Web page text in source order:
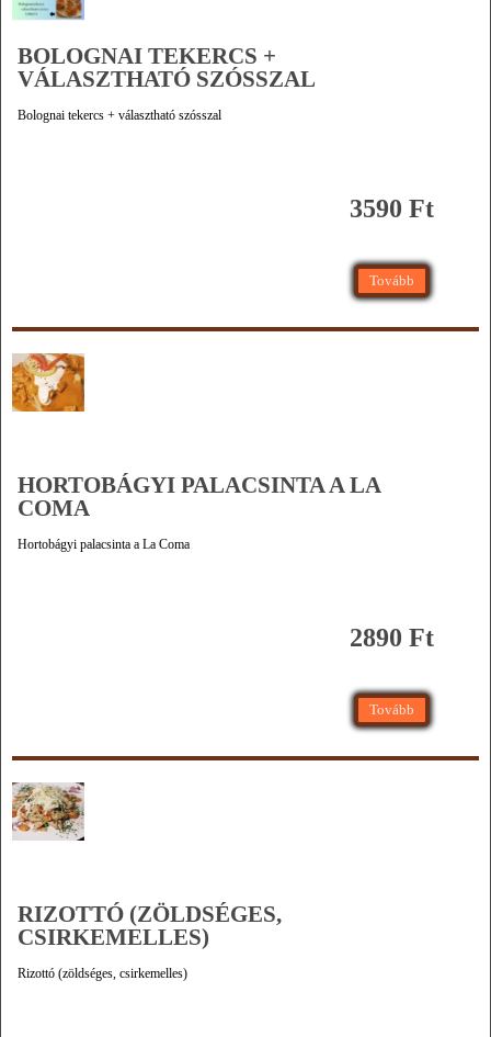
BOLOGNAI TEKERCS +
VÁLASZTHATÓ SZÓSSZAL
Bolognai tekercs + választható szósszal
3590 Ft
Tovább
HORTOBÁGYI PALACSINTA A LA
COMA
Hortobágyi palacsinta a La Coma
2890 Ft
Tovább
RIZOTTÓ (ZÖLDSÉGES,
CSIRKEMELLES)
Rizottó (zöldséges, csirkemelles)